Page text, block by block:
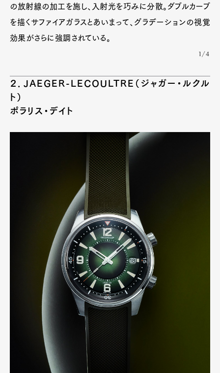
の放射線の加工を施し、入射光を巧みに分散。ダブルカーブ
を描くサファイアガラスとあいまって、グラデーションの視覚
効果がさらに強調されている。
1/4
２．JAEGER-LECOULTRE（ジャガー・ルクル
ト）
ポラリス・デイト